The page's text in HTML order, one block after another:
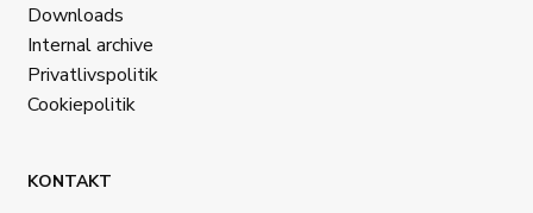
Downloads
Internal archive
Privatlivspolitik
Cookiepolitik
KONTAKT